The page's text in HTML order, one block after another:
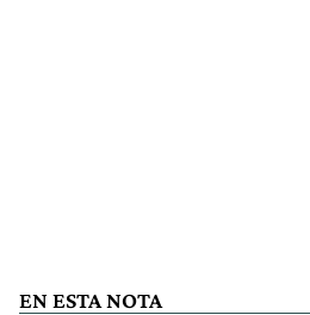
EN ESTA NOTA